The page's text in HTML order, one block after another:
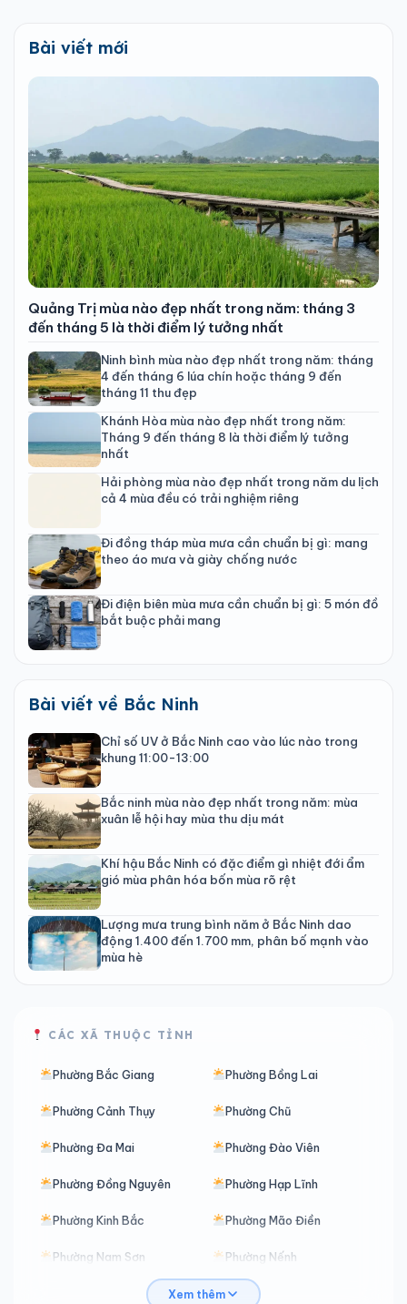
Bài viết mới
Quảng Trị mùa nào đẹp nhất trong năm: tháng 3
đến tháng 5 là thời điểm lý tưởng nhất
Ninh bình mùa nào đẹp nhất trong năm: tháng
4 đến tháng 6 lúa chín hoặc tháng 9 đến
tháng 11 thu đẹp
Khánh Hòa mùa nào đẹp nhất trong năm:
Tháng 9 đến tháng 8 là thời điểm lý tưởng
nhất
Hải phòng mùa nào đẹp nhất trong năm du lịch
cả 4 mùa đều có trải nghiệm riêng
Đi đồng tháp mùa mưa cần chuẩn bị gì: mang
theo áo mưa và giày chống nước
Đi điện biên mùa mưa cần chuẩn bị gì: 5 món đồ
bắt buộc phải mang
Bài viết về Bắc Ninh
Chỉ số UV ở Bắc Ninh cao vào lúc nào trong
khung 11:00-13:00
Bắc ninh mùa nào đẹp nhất trong năm: mùa
xuân lễ hội hay mùa thu dịu mát
Khí hậu Bắc Ninh có đặc điểm gì nhiệt đới ẩm
gió mùa phân hóa bốn mùa rõ rệt
Lượng mưa trung bình năm ở Bắc Ninh dao
động 1.400 đến 1.700 mm, phân bố mạnh vào
mùa hè
CÁC XÃ THUỘC TỈNH
Phường Bắc Giang Phường Bồng Lai
Phường Cảnh Thụy Phường Chũ
Phường Đa Mai Phường Đào Viên
Phường Đồng Nguyên Phường Hạp Lĩnh
Phường Kinh Bắc Phường Mão Điền
Phường Nam Sơn Phường Nếnh
Phường Nhân Hòa Phường Ninh Xá
Xem thêm